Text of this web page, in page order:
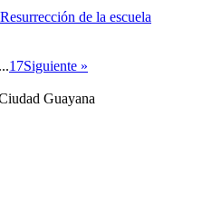
de la escuela
...17Siguiente »
Guayana